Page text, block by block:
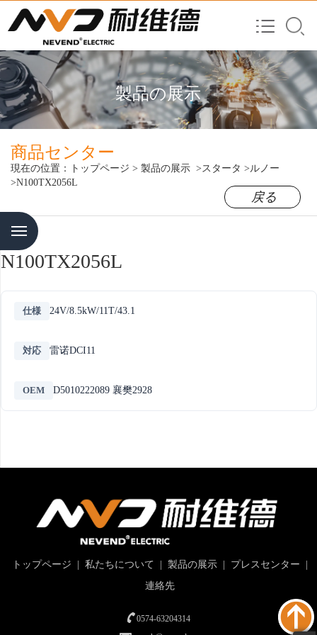
製品の展示
商品センター
現在の位置： トップページ > 製品の展示 >スタータ >ルノー
>N100TX2056L
戻る
Menu
N100TX2056L
仕様 24V/8.5kW/11T/43.1
対応 雷诺DCI11
OEM D5010222089 襄樊2928
トップページ 私たちについて 製品の展示| プレスセンター
連絡先
0574-63204314